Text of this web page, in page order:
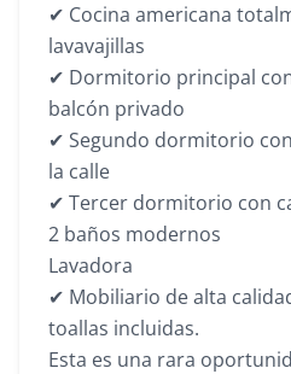
✔ Cocina americana
lavavajillas
✔ Dormitorio principal
balcón privado
✔ Segundo dormitorio
la calle
✔ Tercer dormitorio con
2 baños modernos
Lavadora
✔ Mobiliario de alta
toallas incluidas.
Esta es una rara